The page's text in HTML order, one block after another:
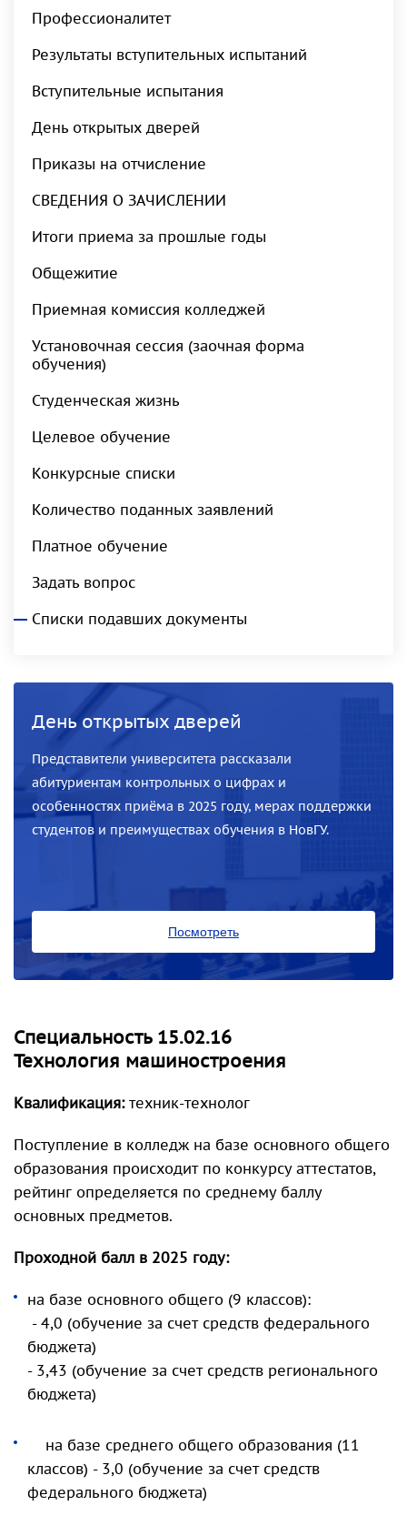
Профессионалитет
Результаты вступительных испытаний
Вступительные испытания
День открытых дверей
Приказы на отчисление
СВЕДЕНИЯ О ЗАЧИСЛЕНИИ
Итоги приема за прошлые годы
Общежитие
Приемная комиссия колледжей
Установочная сессия (заочная форма
обучения)
Студенческая жизнь
Целевое обучение
Конкурсные списки
Количество поданных заявлений
Платное обучение
Задать вопрос
Списки подавших документы
День открытых дверей
Представители университета рассказали
абитуриентам контрольных о цифрах и
особенностях приёма в 2025 году, мерах поддержки
студентов и преимуществах обучения в НовГУ.
Посмотреть
Специальность 15.02.16
Технология машиностроения
Квалификация: техник-технолог
Поступление в колледж на базе основного общего
образования происходит по конкурсу аттестатов,
рейтинг определяется по среднему баллу
основных предметов.
Проходной балл в 2025 году:
на базе основного общего (9 классов):
- 4,0 (обучение за счет средств федерального
бюджета)
- 3,43 (обучение за счет средств регионального
бюджета)
на базе среднего общего образования (11
классов) - 3,0 (обучение за счет средств
федерального бюджета)